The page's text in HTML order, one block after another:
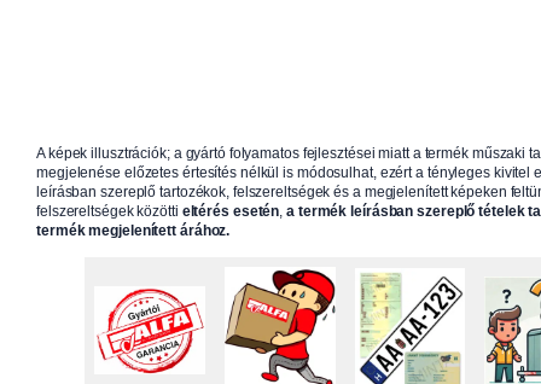
A képek illusztrációk; a gyártó folyamatos fejlesztései miatt a termék műszaki
megjelenése előzetes értesítés nélkül is módosulhat, ezért a tényleges kivitel
leírásban szereplő tartozékok, felszereltségek és a megjelenített képeken
felszereltségek közötti eltérés esetén,a termék leírásban szereplő tételek
termék megjelenített árához.